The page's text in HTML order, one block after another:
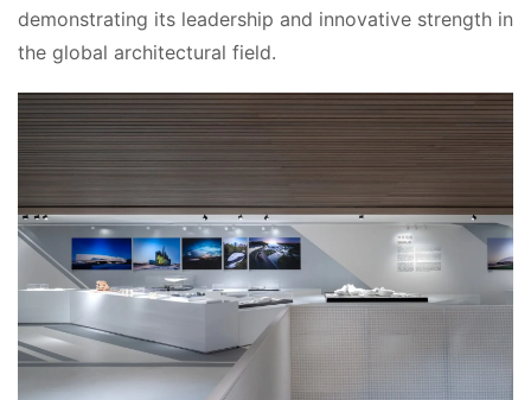
demonstrating its leadership and innovative strength in
the global architectural field.